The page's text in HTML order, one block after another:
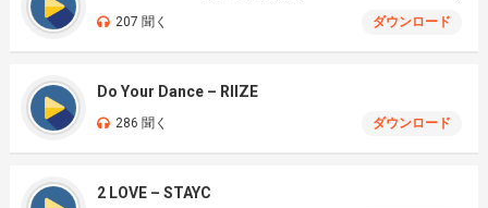
207 聞く ダウンロード
Do Your Dance – RIIZE
286 聞く ダウンロード
2 LOVE – STAYC